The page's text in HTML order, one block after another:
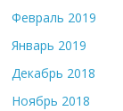
Февраль 2019
Январь 2019
Декабрь 2018
Ноябрь 2018